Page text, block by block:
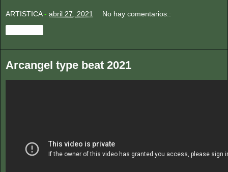
ARTISTICA - abril 27, 2021 No hay comentarios.:
Arcangel type beat 2021